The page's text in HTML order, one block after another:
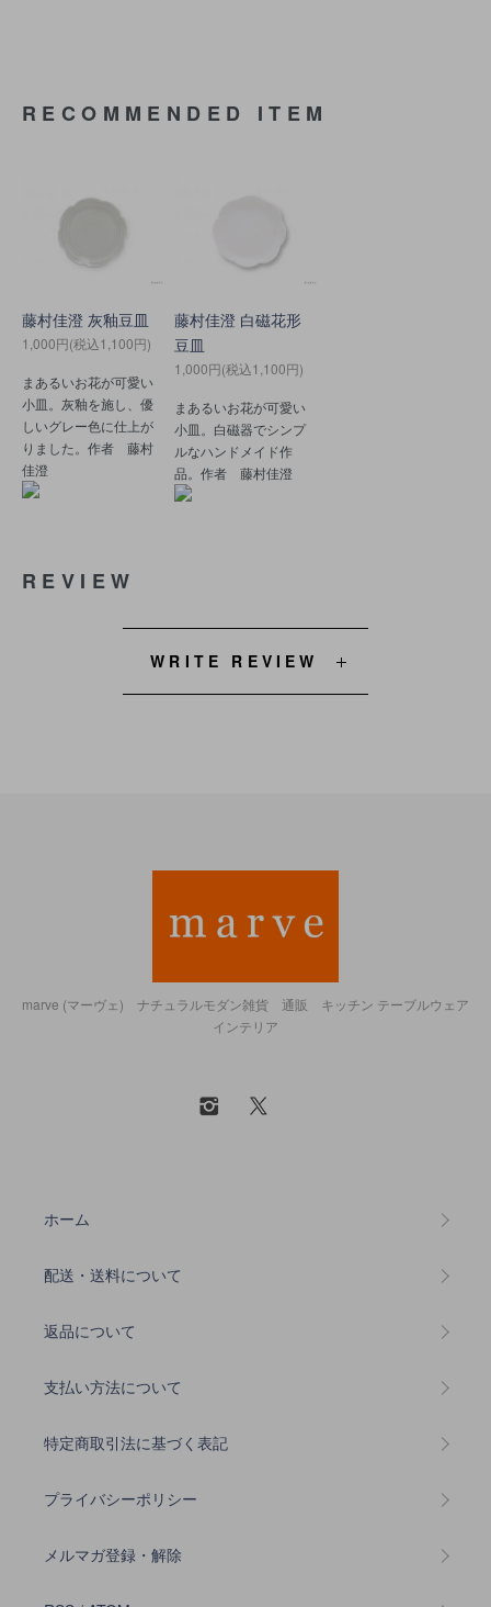
RECOMMENDED ITEM
藤村佳澄 灰釉豆皿
1,000円(税込1,100円)
まあるいお花が可愛い
小皿。灰釉を施し、優
しいグレー色に仕上が
りました。作者 藤村
佳澄
藤村佳澄 白磁花形
豆皿
1,000円(税込1,100円)
まあるいお花が可愛い
小皿。白磁器でシンプ
ルなハンドメイド作
品。作者 藤村佳澄
REVIEW
WRITE REVIEW
marve (マーヴェ) ナチュラルモダン雑貨 通販 キッチン テーブルウェア
インテリア
ホーム
配送・送料について
返品について
支払い方法について
特定商取引法に基づく表記
プライバシーポリシー
メルマガ登録・解除